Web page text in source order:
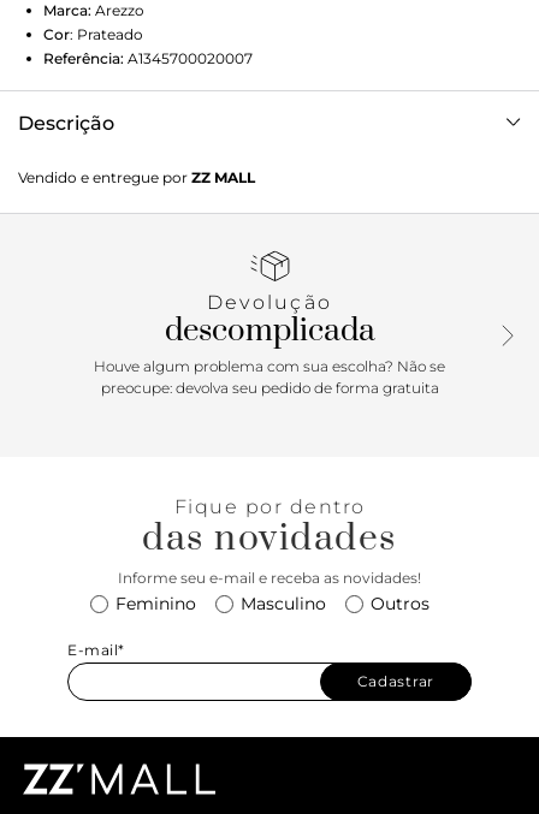
Marca: Arezzo
Cor: Prateado
Referência: A1345700020007
Descrição
salto rasteiro e formato arredondado na ponta. Fechada,
traz recorte em U no cabedal e tira em verniz na parte
Vendido e entregue por ZZ MALL
Devolução
descomplicada
Houve algum problema com sua escolha? Não se
preocupe: devolva seu pedido de forma gratuita
Fique por dentro
das novidades
Informe seu e-mail e receba as novidades!
Feminino Masculino Outros
E-mail*
Cadastrar